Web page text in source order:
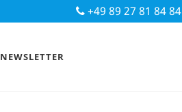
+49 89 27 81 84 84
NEWSLETTER